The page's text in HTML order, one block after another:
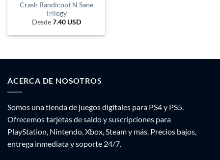
Crash Bandicoot N Sane
Trilogy
Desde7.40 USD
ACERCA DE NOSOTROS
Somos una tienda de juegos digitales para PS4 y PS5.
Ofrecemos tarjetas de saldo y suscripciones para
PlayStation, Nintendo, Xbox, Steam y más. Precios bajos,
entrega inmediata y soporte 24/7.